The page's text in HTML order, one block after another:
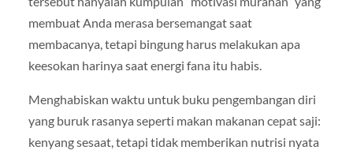
membuat Anda merasa bersemangat saat
membacanya, tetapi bingung harus melakukan apa
keesokan harinya saat energi fana itu habis.
Menghabiskan waktu untuk buku pengembangan diri
yang buruk rasanya seperti makan makanan cepat saji:
kenyang sesaat, tetapi tidak memberikan nutrisi nyata